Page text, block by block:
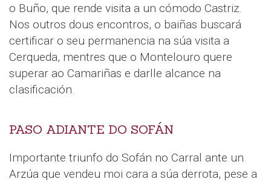
o Buño, que rende visita a un cómodo Castriz.
Nos outros dous encontros, o baiñas buscará
certificar o seu permanencia na súa visita a
Cerqueda, mentres que o Montelouro quere
superar ao Camariñas e darlle alcance na
clasificación.
PASO ADIANTE DO SOFÁN
Importante triunfo do Sofán no Carral ante un
Arzúa que vendeu moi cara a súa derrota, pese a